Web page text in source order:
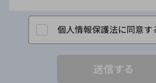
個人情報保護法に同意す